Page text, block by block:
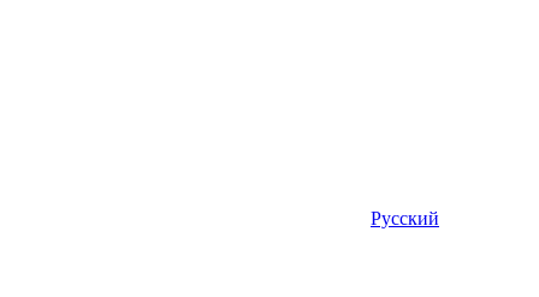
Русский